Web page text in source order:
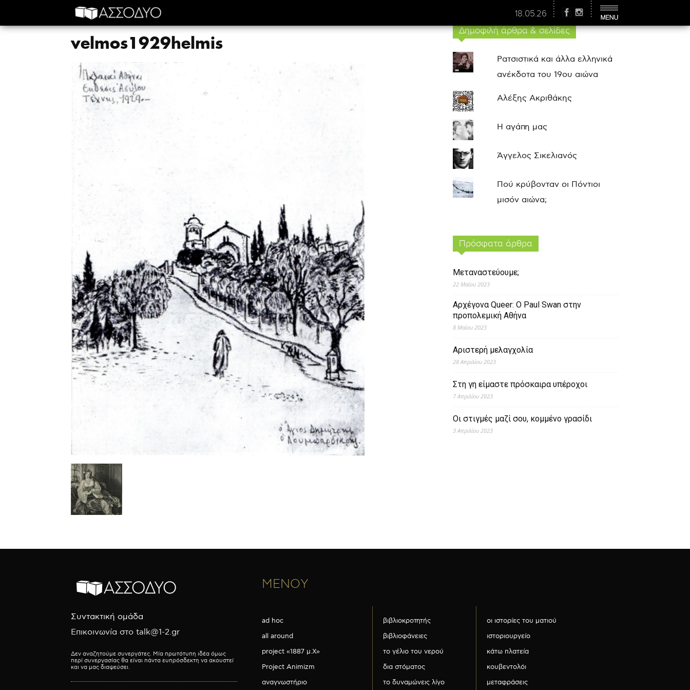
18.05.26
velmos1929helmis
Δημοφιλή άρθρα & σελίδες
Ρατσιστικά και άλλα ελληνικά
ανέκδοτα του 19ου αιώνα
Αλέξης Ακριθάκης
Η αγάπη μας
Άγγελος Σικελιανός
Πού κρύβονταν οι Πόντιοι
μισόν αιώνα;
Πρόσφατα άρθρα
Μεταναστεύουμε;
22 Μαΐου 2023
Αρχέγονα Queer: O Paul Swan στην
προπολεμική Αθήνα
8 Μαΐου 2023
Αριστερή μελαγχολία
28 Απριλίου 2023
Στη γη είμαστε πρόσκαιρα υπέροχοι
7 Απριλίου 2023
Οι στιγμές μαζί σου, κομμένο γρασίδι
3 Απριλίου 2023
Συντακτική ομάδα
Επικοινωνία στο talk@1-2.gr
Δεν αναζητούμε συνεργάτες. Μία πρωτότυπη ιδέα όμως
περί συνεργασίας θα είναι πάντα ευπρόσδεκτη να ακουστεί
και να μας διαψεύσει.
ΜΕΝΟΥ
ad hoc
all around
project «1887 μ.Χ»
Project Animizm
αναγνωστήριο
βιβλιοκροτητής
βιβλιοφάνειες
το γέλιο του νερού
δια στόματος
το δυναμώνεις λίγο
οι ιστορίες του ματιού
ιστοριουργείο
κάτω πλατεία
κουβεντολόι
μεταφράσεις